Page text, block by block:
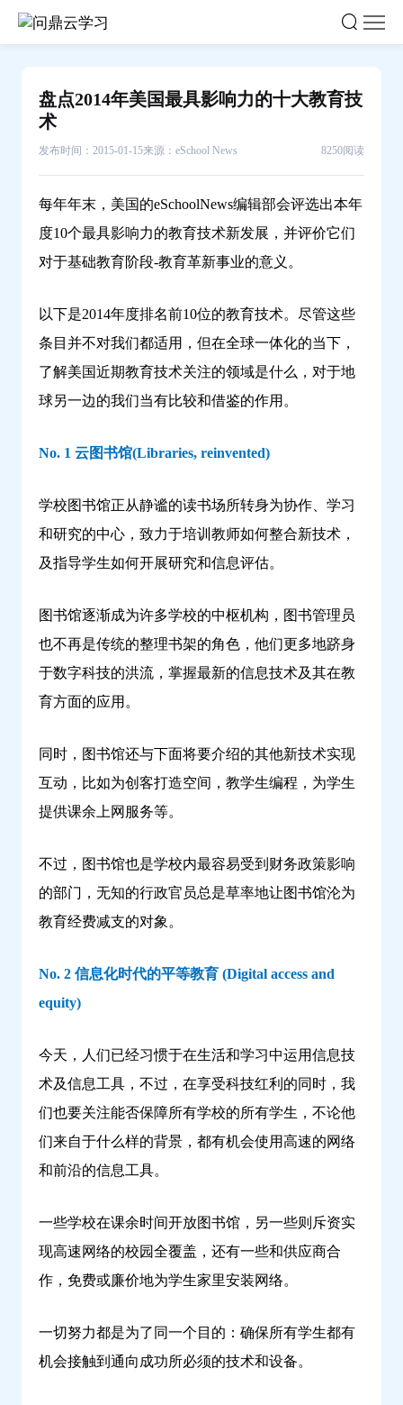
盘点2014年美国最具影响力的十大教育技
术
发布时间：2015-01-15来源：eSchool News 8250阅读
每年年末，美国的eSchoolNews编辑部会评选出本年
度10个最具影响力的教育技术新发展，并评价它们
对于基础教育阶段-教育革新事业的意义。
以下是2014年度排名前10位的教育技术。尽管这些
条目并不对我们都适用，但在全球一体化的当下，
了解美国近期教育技术关注的领域是什么，对于地
球另一边的我们当有比较和借鉴的作用。
No. 1 云图书馆(Libraries, reinvented)
学校图书馆正从静谧的读书场所转身为协作、学习
和研究的中心，致力于培训教师如何整合新技术，
及指导学生如何开展研究和信息评估。
图书馆逐渐成为许多学校的中枢机构，图书管理员
也不再是传统的整理书架的角色，他们更多地跻身
于数字科技的洪流，掌握最新的信息技术及其在教
育方面的应用。
同时，图书馆还与下面将要介绍的其他新技术实现
互动，比如为创客打造空间，教学生编程，为学生
提供课余上网服务等。
不过，图书馆也是学校内最容易受到财务政策影响
的部门，无知的行政官员总是草率地让图书馆沦为
教育经费减支的对象。
No. 2 信息化时代的平等教育 (Digital access and
equity)
今天，人们已经习惯于在生活和学习中运用信息技
术及信息工具，不过，在享受科技红利的同时，我
们也要关注能否保障所有学校的所有学生，不论他
们来自于什么样的背景，都有机会使用高速的网络
和前沿的信息工具。
一些学校在课余时间开放图书馆，另一些则斥资实
现高速网络的校园全覆盖，还有一些和供应商合
作，免费或廉价地为学生家里安装网络。
一切努力都是为了同一个目的：确保所有学生都有
机会接触到通向成功所必须的技术和设备。